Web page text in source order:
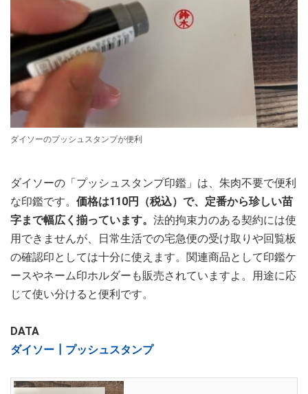
ダイソーのプッシュスタンプが便利
ダイソーの「プッシュスタンプ印鑑」は、朱肉不要で便利
な印鑑です。 価格は110円（税込）で、定番から珍しい苗
字まで幅広く揃っています。 法的拘束力のある契約には使
用できませんが、日常生活での宅急便の受け取りや回覧板
の確認印としては十分に使えます。関連商品として印鑑ケ
ースやネーム印ホルダーも販売されていますよ。用途に応
じて使い分けると便利です。
DATA
ダイソー┃プッシュスタンプ